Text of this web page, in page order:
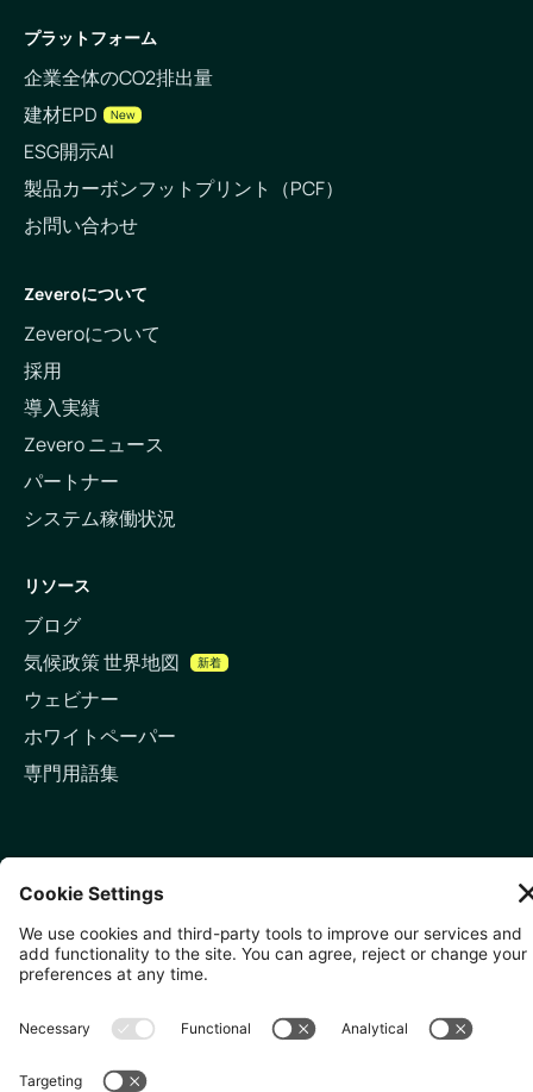
プラットフォーム
企業全体のCO2排出量
建材EPD
New
ESG開示AI
製品カーボンフットプリント（PCF）
お問い合わせ
Zeveroについて
Zeveroについて
採用
導入実績
Zevero ニュース
パートナー
システム稼働状況
リソース
ブログ
気候政策 世界地図
新着
ウェビナー
ホワイトペーパー
専門用語集
LinkedInメールアドレス
WC1V 6DF
10 Anson Rd, #05-01,
079903
〒107-0052 東京都港区赤坂5